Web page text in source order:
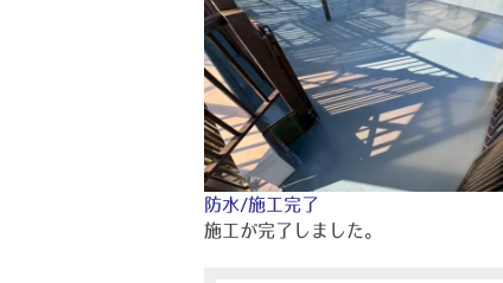
防水/施工完了
施工が完了しました。